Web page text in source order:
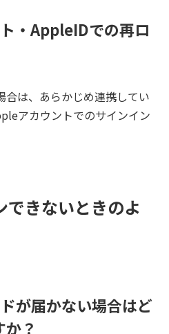
・AppleIDでの再ロ
は、あらかじめ連携してい
アカウントでのサインイン
できないときのよ
が届かない場合はど
？